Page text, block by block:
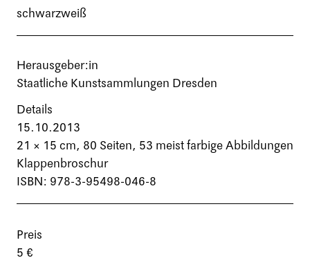
schwarzweiß
Herausgeber:in
Staatliche Kunstsammlungen Dresden
Details
15.10.2013
21 × 15 cm, 80 Seiten, 53 meist farbige Abbildungen
Klappenbroschur
ISBN: 978-3-95498-046-8
Preis
5 €